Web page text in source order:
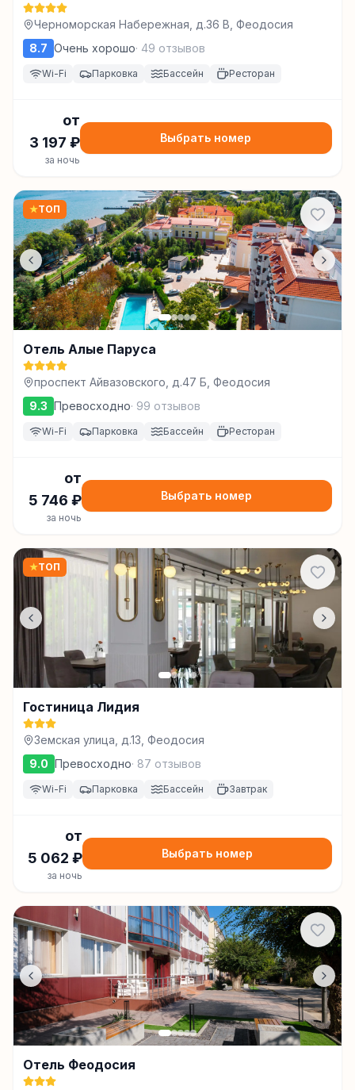
Черноморская Набережная, д.36 В, Феодосия
8.7 Очень хорошо· 49 отзывов
Wi-Fi Парковка Бассейн Ресторан
от
3 197 ₽
за ночь
Выбрать номер
★ТОП
Отель Алые Паруса
проспект Айвазовского, д.47 Б, Феодосия
9.3 Превосходно· 99 отзывов
Wi-Fi Парковка Бассейн Ресторан
от
5 746 ₽
за ночь
Выбрать номер
★ТОП
Гостиница Лидия
Земская улица, д.13, Феодосия
9.0 Превосходно· 87 отзывов
Wi-Fi Парковка Бассейн Завтрак
от
5 062 ₽
за ночь
Выбрать номер
Отель Феодосия